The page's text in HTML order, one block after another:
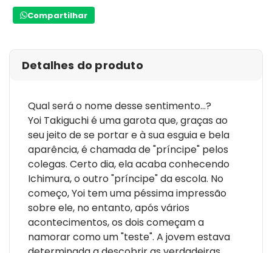
Compartilhar
Detalhes do produto
Qual será o nome desse sentimento...?
Yoi Takiguchi é uma garota que, graças ao
seu jeito de se portar e à sua esguia e bela
aparência, é chamada de "príncipe" pelos
colegas. Certo dia, ela acaba conhecendo
Ichimura, o outro "príncipe" da escola. No
começo, Yoi tem uma péssima impressão
sobre ele, no entanto, após vários
acontecimentos, os dois começam a
namorar como um "teste". A jovem estava